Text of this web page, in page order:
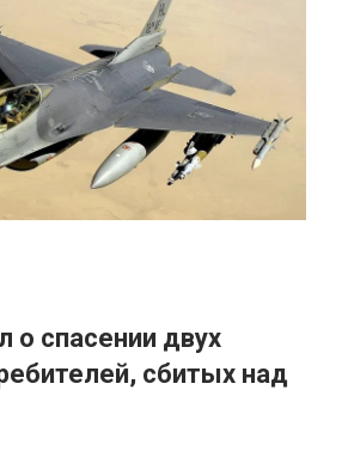
о спасении двух
сбитых над